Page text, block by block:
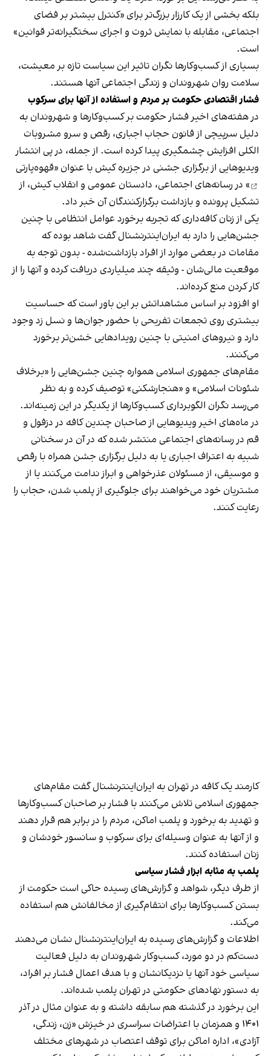
بلکه بخشی از یک کارزار بزرگ‌تر برای «کنترل بیشتر بر فضای
اجتماعی، مقابله با نمایش ثروت و اجرای سختگیرانه‌تر قوانین»
است.
بسیاری از کسب‌وکارها نگران تاثیر این سیاست‌ تازه بر معیشت،
سلامت روان شهروندان و زندگی اجتماعی آنها هستند.
فشار اقتصادی حکومت بر مردم و استفاده از آنها برای سرکوب
در هفته‌های اخیر فشار حکومت بر کسب‌وکارها و شهروندان به
دلیل سرپیچی از قانون حجاب اجباری، رقص و سرو مشروبات
الکلی افزایش چشمگیری پیدا کرده است. از جمله، در پی انتشار
ویدیوهایی از برگزاری جشنی در جزیره کیش با عنوان «قهوه‌پارتی
» در رسانه‌های اجتماعی، دادستان عمومی و انقلاب کیش، از
تشکیل پرونده و بازداشت برگزارکنندگان آن خبر داد.
یکی از زنان کافه‌داری که تجربه برخورد عوامل انتظامی با چنین
جشن‌هایی را دارد به ایران‌اینترنشنال گفت شاهد بوده که
مقامات در بعضی موارد از افراد بازداشت‌‌شده - بدون توجه به
موقعیت مالی‌شان - وثیقه چند میلیاردی دریافت کرده و آنها را از
کار کردن منع کرده‌اند.
او افزود بر اساس مشاهداتش بر این باور است که حساسیت
بیشتری روی تجمعات تفریحی با حضور جوان‌ها و نسل زد وجود
دارد و نیروهای امنیتی با چنین رویدادهایی خشن‌تر برخورد
می‌کنند.
مقام‌های جمهوری اسلامی همواره چنین جشن‌هایی را «برخلاف
شئونات اسلامی» و «هنجارشکنی» توصیف کرده و به نظر
می‌رسد نگران الگوبرداری کسب‌وکارها از یکدیگر در این زمینه‌اند.
در ماه‌های اخیر ویدیوهایی از صاحبان چندین کافه در دزفول و
قم در رسانه‌های اجتماعی منتشر شده که در آن در سخنانی
شبیه به اعتراف اجباری یا به دلیل برگزاری جشن همراه با رقص
و موسیقی، از مسئولان عذرخواهی و ابراز ندامت می‌کنند یا از
مشتریان خود می‌خواهند برای جلوگیری از پلمب شدن، حجاب را
رعایت کنند.
کارمند یک کافه در تهران به ایران‌اینترنشنال گفت مقام‌های
جمهوری اسلامی تلاش می‌کنند با فشار بر صاحبان کسب‌وکارها
و تهدید به برخورد و پلمب اماکن، مردم را در برابر هم قرار دهند
و از آنها به عنوان وسیله‌ای برای سرکوب و سانسور خودشان و
زنان استفاده کنند.
پلمب به مثابه ابزار فشار سیاسی
از طرف دیگر، شواهد و گزارش‌های رسیده حاکی است حکومت از
بستن کسب‌وکارها برای انتقام‌گیری از مخالفانش هم استفاده
می‌کند.
اطلاعات و گزارش‌های رسیده به ایران‌اینترنشنال نشان می‌دهند
دست‌کم در دو مورد، کسب‌وکار شهروندان به دلیل فعالیت
سیاسی خود آنها یا نزدیکانشان و با هدف اعمال فشار بر افراد،
به دستور نهادهای حکومتی در تهران پلمب شده‌اند.
این برخورد در گذشته هم سابقه داشته و به عنوان مثال در آذر
۱۴۰۱ و همزمان با اعتراضات سراسری در خیزش «زن، زندگی،
آزادی»، اداره اماکن برای توقف اعتصاب در شهرهای مختلف